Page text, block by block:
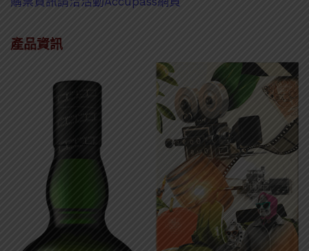
產品資訊